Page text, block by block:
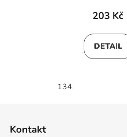
203 Kč
DETAIL
134
Kontakt